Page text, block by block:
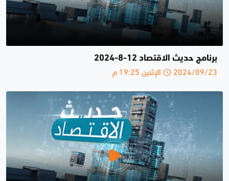
برنامج حديث الاقتصاد 12-8-2024
2024/09/23 الإثنين 19:25 م